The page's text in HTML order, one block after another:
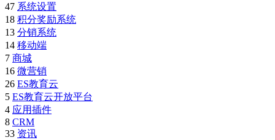
47 系统设置
18 积分奖励系统
13 分销系统
14 移动端
7 商城
16 微营销
26 ES教育云
5 ES教育云开放平台
4 应用插件
8 CRM
33 资讯